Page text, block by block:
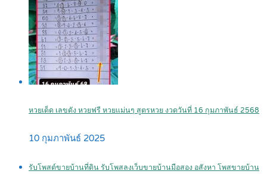
หวยเด็ด เลขดัง หวยฟรี หวยแม่นๆ สูตรหวย งวดวันที่ 16 กุมภาพันธ์ 2568
10 กุมภาพันธ์ 2025
รับโพสต์ขายบ้านที่ดิน รับโพสลงเว็บขายบ้านมือสอง อสังหา โพสขายบ้าน